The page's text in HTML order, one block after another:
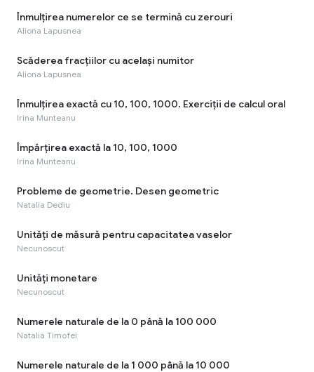
Înmulțirea numerelor ce se termină cu zerouri
Aliona Lapusnea
Scăderea fracțiilor cu același numitor
Aliona Lapusnea
Înmulțirea exactă cu 10, 100, 1000. Exerciții de calcul oral
Irina Munteanu
Împărțirea exactă la 10, 100, 1000
Irina Munteanu
Probleme de geometrie. Desen geometric
Natalia Dediu
Unități de măsură pentru capacitatea vaselor
Necunoscut
Unități monetare
Necunoscut
Numerele naturale de la 0 până la 100 000
Natalia Timofei
Numerele naturale de la 1 000 până la 10 000